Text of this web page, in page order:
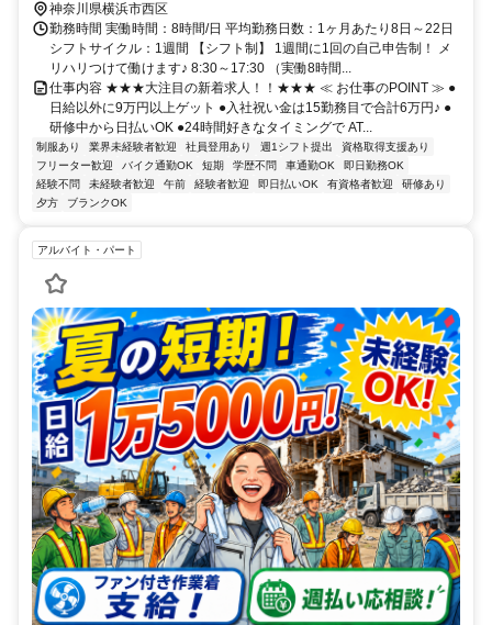
行直帰OK★神奈川県内に現場多数
神奈川県横浜市西区
勤務時間 実働時間：8時間/日 平均勤務日数：1ヶ月あたり8日～22日
シフトサイクル：1週間 【シフト制】 1週間に1回の自己申告制！ メ
リハリつけて働けます♪ 8:30～17:30 （実働8時間...
仕事内容 ★★★大注目の新着求人！！★★★ ≪ お仕事のPOINT ≫ ●
日給以外に9万円以上ゲット ●入社祝い金は15勤務目で合計6万円♪ ●
研修中から日払いOK ●24時間好きなタイミングで AT...
制服あり 業界未経験者歓迎 社員登用あり 週1シフト提出
資格取得支援あり
フリーター歓迎
バイク通勤OK 短期 学歴不問 車通勤OK
即日勤務OK
経験不問
未経験者歓迎 午前 経験者歓迎 即日払いOK 有資格者歓迎
研修あり
夕方
ブランクOK
アルバイト・パート